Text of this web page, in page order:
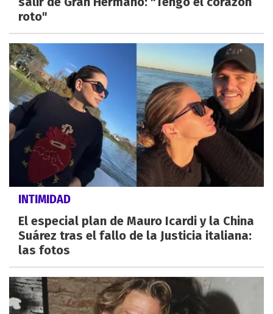
roto"
INTIMIDAD
El especial plan de Mauro Icardi y la China
Suárez tras el fallo de la Justicia italiana:
las fotos